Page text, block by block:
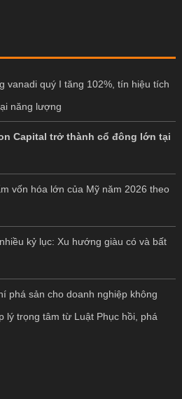
vanadi quý I tăng 102%, tín hiệu tích
năng lượng
Capital trở thành cổ đông lớn tại
vốn hóa lớn của Mỹ năm 2026 theo
kỷ lục: Xu hướng giàu có và bất
phá sản cho doanh nghiệp không
lý trọng tâm từ Luật Phục hồi, phá